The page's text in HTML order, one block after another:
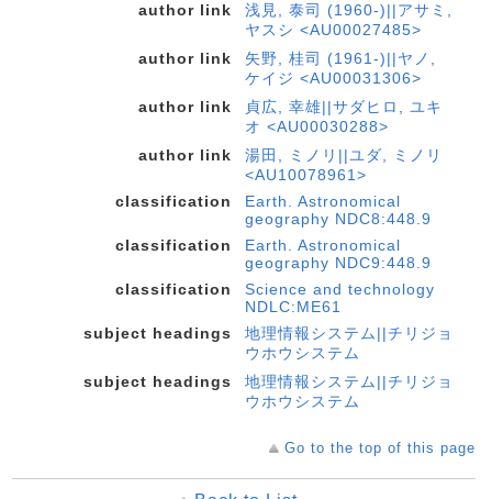
author link
浅見, 泰司 (1960-)||アサミ,
ヤスシ <AU00027485>
author link
矢野, 桂司 (1961-)||ヤノ,
ケイジ <AU00031306>
author link
貞広, 幸雄||サダヒロ, ユキ
オ <AU00030288>
author link
湯田, ミノリ||ユダ, ミノリ
<AU10078961>
classification
Earth. Astronomical
geography NDC8:448.9
classification
Earth. Astronomical
geography NDC9:448.9
classification
Science and technology
NDLC:ME61
subject headings
地理情報システム||チリジョ
ウホウシステム
subject headings
地理情報システム||チリジョ
ウホウシステム
Go to the top of this page